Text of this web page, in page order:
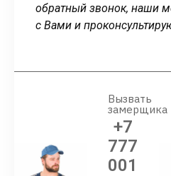
обратный звонок, наши
с Вами и
Вызвать
замерщика
+7
777
001